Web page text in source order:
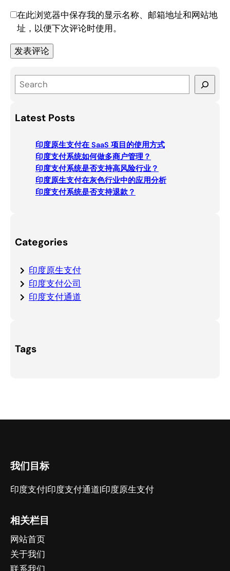
在此浏览器中保存我的显示名称、邮箱地址和网站地
址，以便下次评论时使用。
e
rLatest Posts
印度原生支付在 SaaS 项目的使用方式
印度支付系统如何做多商户管理？
印度支付系统是否支持高风险行业？
印度原生支付在灰色行业中的应用分析
印度支付系统是否支持退款？
Categories
印度原生支付
印度支付公司
印度支付通道
Tags
我们目标
印度支付|印度支付通道|印度原生支付
相关栏目
网站首页
关于我们